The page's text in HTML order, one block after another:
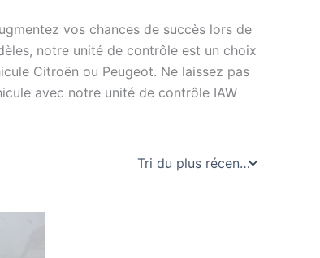
vos chances de succès lors de
notre unité de contrôle est un choix
Citroën ou Peugeot. Ne laissez pas
avec notre unité de contrôle IAW